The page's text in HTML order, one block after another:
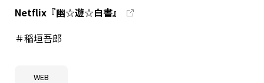
Netflix『幽☆遊☆白書』
＃稲垣吾郎
WEB